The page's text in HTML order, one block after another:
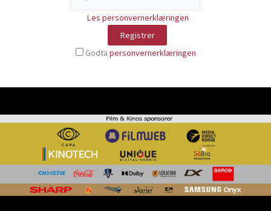
Les personvernerklæringen
Godta personvernerklæringen